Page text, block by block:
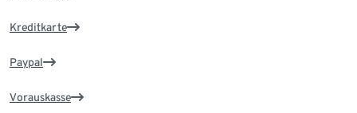
Kreditkarte
Paypal
Vorauskasse